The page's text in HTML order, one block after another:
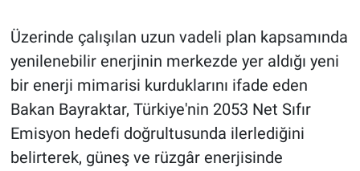
Üzerinde çalışılan uzun vadeli plan kapsamında
yenilenebilir enerjinin merkezde yer aldığı yeni
bir enerji mimarisi kurduklarını ifade eden
Bakan Bayraktar, Türkiye'nin 2053 Net Sıfır
Emisyon hedefi doğrultusunda ilerlediğini
belirterek, güneş ve rüzgâr enerjisinde